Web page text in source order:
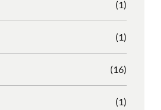
(1)
(1)
(16)
(1)